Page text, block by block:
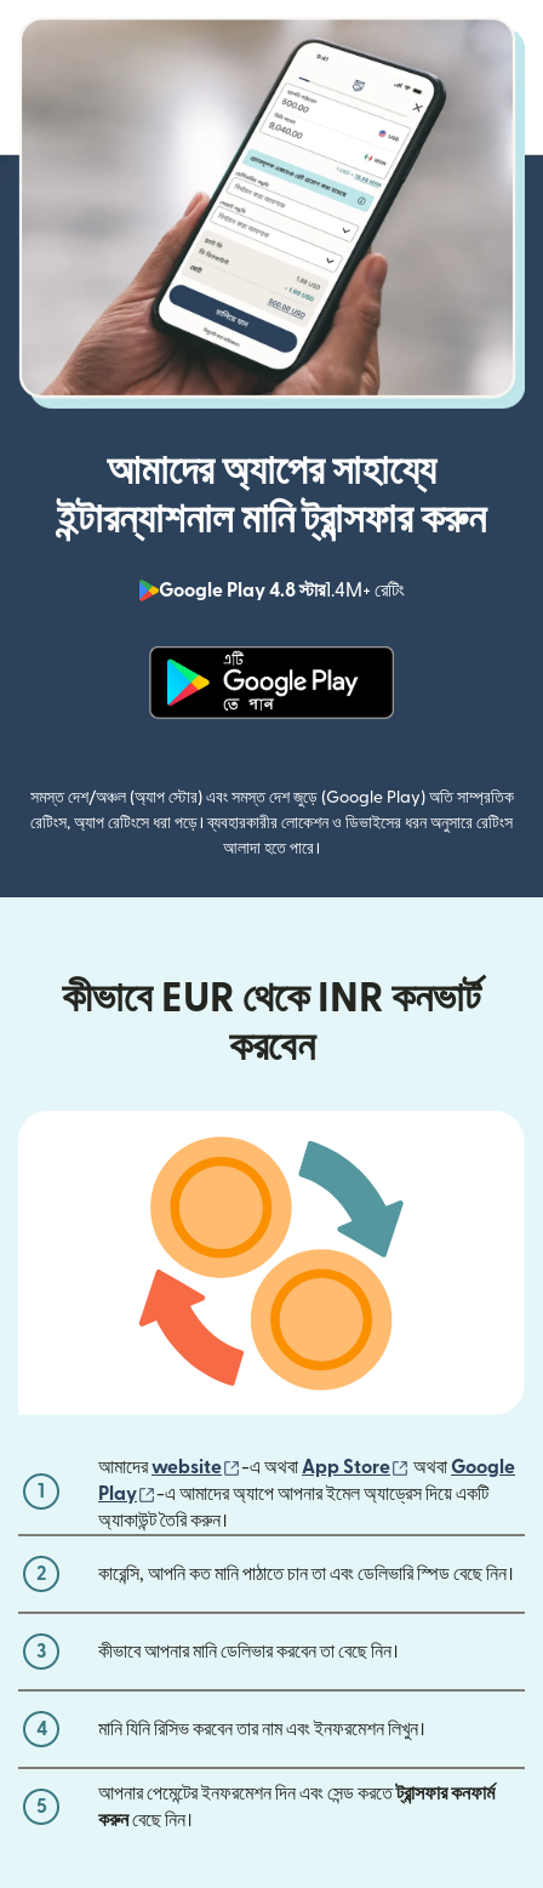
আমাদের অ্যাপের সাহায্যে
ইন্টারন্যাশনাল মানি ট্রান্সফার করুন
Google Play 4.8 স্টার1.4M+ রেটিং
সমস্ত দেশ/অঞ্চল (অ্যাপ স্টোর) এবং সমস্ত দেশ জুড়ে (Google Play) অতি সাম্প্রতিক
রেটিংস, অ্যাপ রেটিংসে ধরা পড়ে। ব্যবহারকারীর লোকেশন ও ডিভাইসের ধরন অনুসারে রেটিংস
আলাদা হতে পারে।
কীভাবে EUR থেকে INR কনভার্ট
করবেন
1
আমাদেরwebsite (নতুন উইন্ডোতে খুলবে)
-এ অথবাApp Store (নতুন উইন্ডোতে
অথবাGoogle
Play
(নতুন উইন্ডোতে খুলবে)
-এ আমাদের অ্যাপে আপনার ইমেল অ্যাড্রেস দিয়ে একটি
অ্যাকাউন্ট তৈরি করুন।
2 কারেন্সি, আপনি কত মানি পাঠাতে চান তা এবং ডেলিভারি স্পিড বেছে নিন।
3 কীভাবে আপনার মানি ডেলিভার করবেন তা বেছে নিন।
4 মানি যিনি রিসিভ করবেন তার নাম এবং ইনফরমেশন লিখুন।
5
আপনার পেমেন্টের ইনফরমেশন দিন এবং সেন্ড করতেট্রান্সফার কনফার্ম
করুনবেছে নিন।